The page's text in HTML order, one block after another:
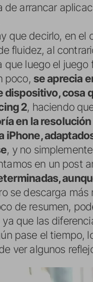
de arrancar
que decirlo, en el
fluidez, al
que luego el
poco, se aprecia
dispositivo, cosa
2, haciendo
en la
iPhone,
, y no
en un post
se descarga más
de resumen,
ya que las
pase el tiempo,
ver algunos